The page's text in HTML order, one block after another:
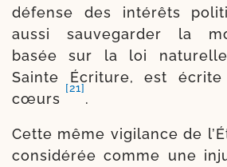
défense des inté­rêts
aus­si sau­ve­gar­der la
basée sur la loi
Sainte Écriture, est
cœurs
[21]
.
Cette même vigi­lance de
consi­dé­rée comme une